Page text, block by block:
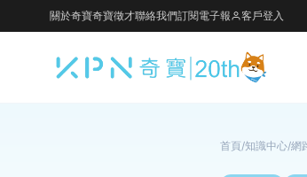
關於奇寶奇寶徵才聯絡我們訂閱電子報 客戶登入
首頁/知識中心/網